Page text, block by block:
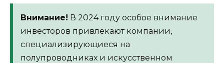
Внимание! В 2024 году особое внимание
инвесторов привлекают компании,
специализирующиеся на
полупроводниках и искусственном